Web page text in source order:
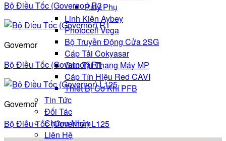
Puly Phụ
Linh Kiện Aybey
Photocell Vega
Bộ Truyền Động Cửa 2SG
Cáp Tải Cokyasar
Cáp Tải Thang Máy MP
Cáp Tín Hiệu Red CAVI
Thiết Bị Cơ Khí PFB
Tin Tức
Đối Tác
Chứng Nhận
Liên Hệ
Bộ Điều Tốc (Governor) R3
Governor
Bộ Điều Tốc (Governor) R1
Governor
Bộ Điều Tốc (Governor) L125